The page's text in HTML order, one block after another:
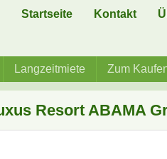
Startseite Kontakt
Langzeitmiete Zum
Resort ABAMA